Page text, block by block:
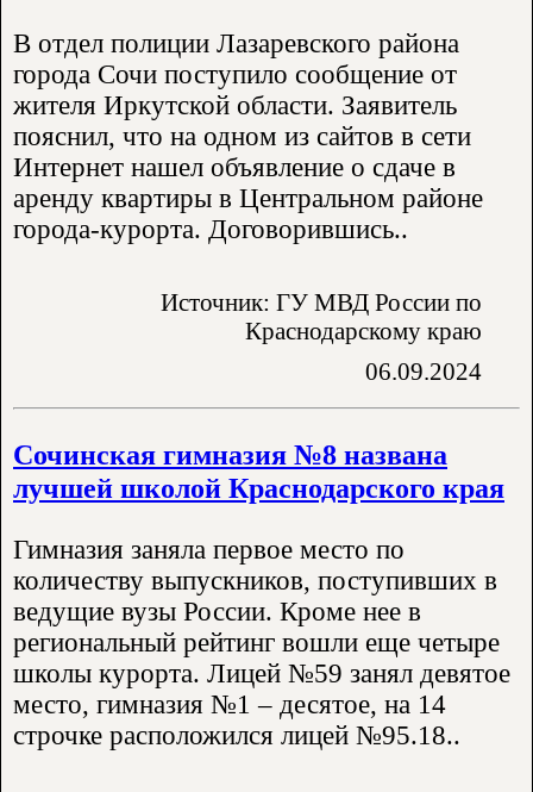
В отдел полиции Лазаревского района
города Сочи поступило сообщение от
жителя Иркутской области. Заявитель
пояснил, что на одном из сайтов в сети
Интернет нашел объявление о сдаче в
аренду квартиры в Центральном районе
города-курорта. Договорившись..
Источник: ГУ МВД России по
Краснодарскому краю
06.09.2024
Сочинская гимназия №8 названа
лучшей школой Краснодарского края
Гимназия заняла первое место по
количеству выпускников, поступивших в
ведущие вузы России. Кроме нее в
региональный рейтинг вошли еще четыре
школы курорта. Лицей №59 занял девятое
место, гимназия №1 – десятое, на 14
строчке расположился лицей №95.18..